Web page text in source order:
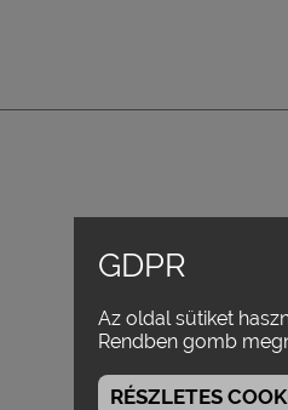
GDPR
Az oldal sütiket
Rendben gomb
RÉSZLETES